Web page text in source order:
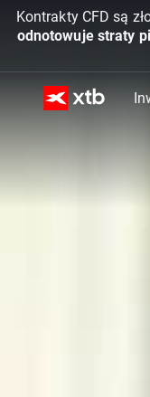
Kontrakty CFD są
odnotowuje straty